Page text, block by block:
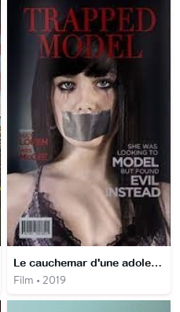
Le cauchemar d'une adolescente
Film • 2019